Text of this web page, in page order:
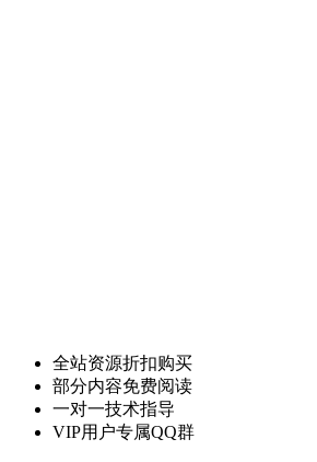
全站资源折扣购买
部分内容免费阅读
一对一技术指导
VIP用户专属QQ群